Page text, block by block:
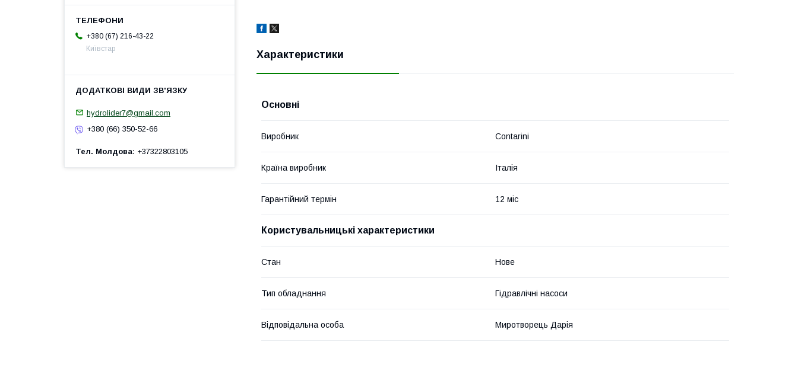
Характеристики
Основні
Виробник Contarini
Країна виробник Італія
Гарантійний термін 12 міс
Користувальницькі характеристики
Стан Нове
Тип обладнання Гідравлічні насоси
Відповідальна особа Миротворець Дарія
+380 (67) 216-43-22
Київстар
hydrolider7@gmail.com
+380 (66) 350-52-66
Тел. Молдова +37322803105